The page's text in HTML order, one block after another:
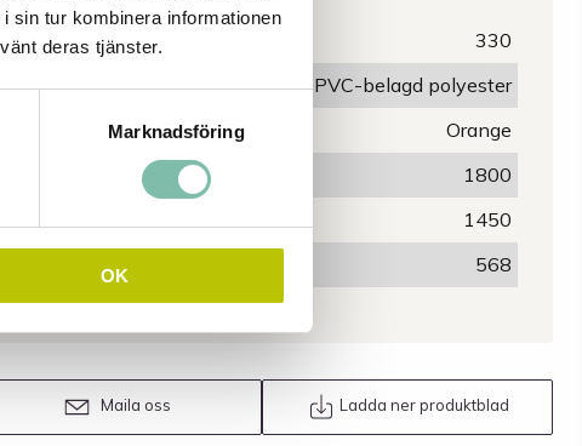
sin tur kombinera informationen
deras tjänster.
Marknadsföring
OK
Höjd (mm)
330
Material
PVC-belagd polyester
Färg
Orange
Basdiameter (mm)
1800
1450
Uppsamlingsvolym (L)
568
Maila oss Ladda ner produktblad